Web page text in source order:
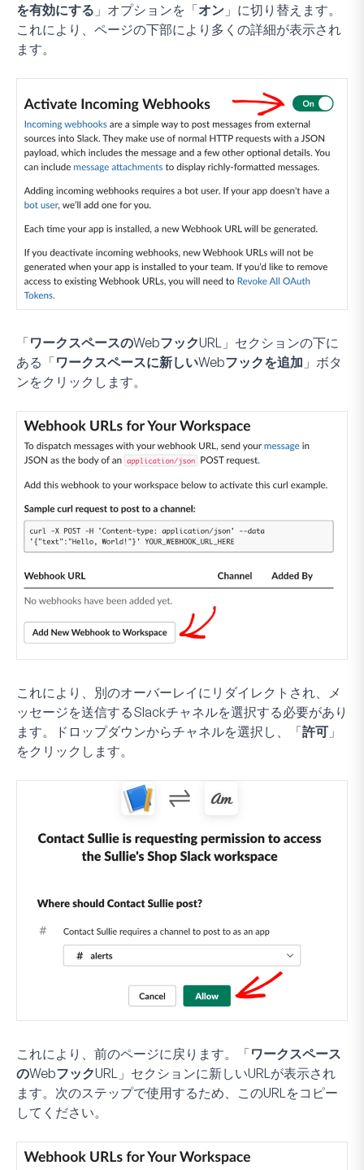
を有効にする 」オプションを「オン 」に切り替えます。
これにより、ページの下部により多くの詳細が表示され
ます。
「ワークスペースのWebフックURL 」セクションの下に
ある「ワークスペースに新しいWebフックを追加 」ボタ
ンをクリックします。
これにより、別のオーバーレイにリダイレクトされ、メ
ッセージを送信するSlackチャネルを選択する必要があり
ます。ドロップダウンからチャネルを選択し、「許可 」
をクリックします。
これにより、前のページに戻ります。「ワークスペース
のWebフックURL 」セクションに新しいURLが表示され
ます。次のステップで使用するため、このURLをコピー
してください。